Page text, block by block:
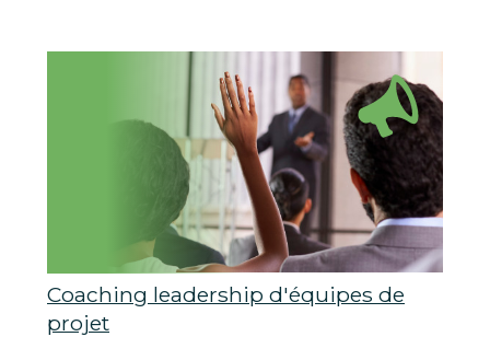
Coaching leadership d'équipes de
projet